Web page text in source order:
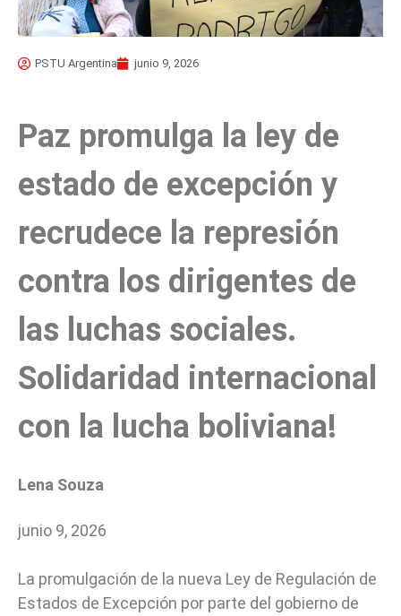
PSTU Argentina junio 9, 2026
Paz promulga la ley de
estado de excepción y
recrudece la represión
contra los dirigentes de
las luchas sociales.
Solidaridad internacional
con la lucha boliviana!
Lena Souza
junio 9, 2026
La promulgación de la nueva Ley de Regulación de
Estados de Excepción por parte del gobierno de